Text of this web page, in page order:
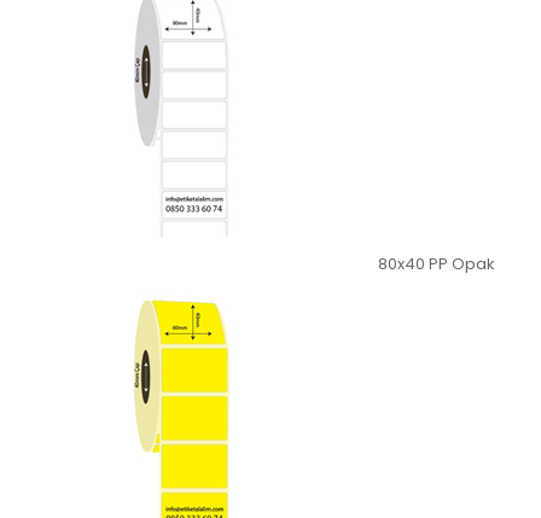
80x40 PP Opak